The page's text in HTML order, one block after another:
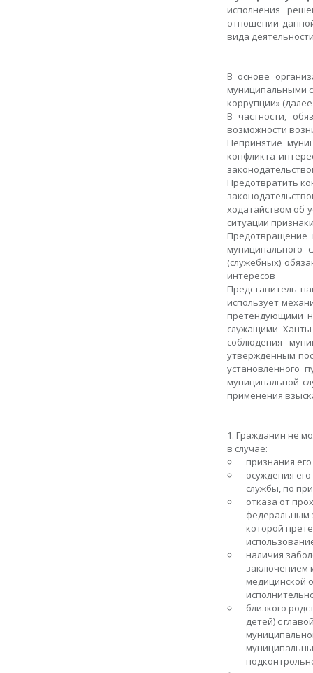
исполнения
отношении
вида
В основе
муниципальными
коррупции»
В частности,
возможности
Непринятие
конфликта
Предотвратить
ходатайством об
ситуации
Предотвращение
муниципального
(служебных)
интересов
Представитель
использует
претендующими
служащими
соблюдения
утвержденным
установленного
муниципальной
применения
1. Гражданин не
в случае:
признания
осуждения
службы, по
отказа от
федеральным
которой
наличия
заключением
медицинской
близкого
детей) с